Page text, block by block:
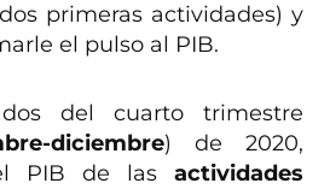
primeras actividades) y
el pulso al PIB.
del cuarto trimestre
diciembre) de 2020,
PIB de las actividades